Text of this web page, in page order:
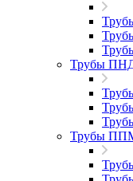
Трубы
Трубы